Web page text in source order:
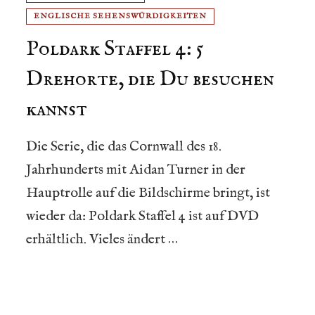
ENGLISCHE SEHENSWÜRDIGKEITEN
Poldark Staffel 4: 5
Drehorte, die Du besuchen
kannst
Die Serie, die das Cornwall des 18.
Jahrhunderts mit Aidan Turner in der
Hauptrolle auf die Bildschirme bringt, ist
wieder da: Poldark Staffel 4 ist auf DVD
erhältlich. Vieles ändert …